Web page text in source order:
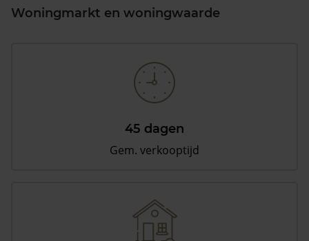
Woningmarkt en woningwaarde
45 dagen
Gem. verkooptijd